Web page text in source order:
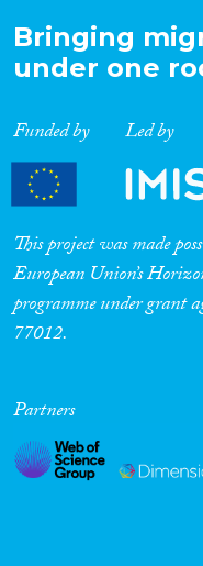
Bringing
under one
Funded by Led by
This project was made
European Union’s
programme under grant
77012.
Partners